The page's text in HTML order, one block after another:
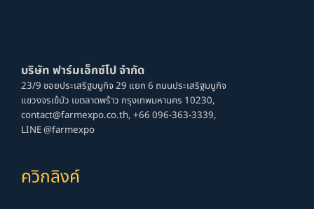
บริษัท ฟาร์มเอ็กซ์โป จํากัด
23/9 ซอยประเสริฐมนูกิจ 29 แยก 6 ถนนประเสริฐมนูกิจ
แขวงจรเข้บัว เขตลาดพร้าว กรุงเทพมหานคร 10230,
contact@farmexpo.co.th, +66 096-363-3339,
LINE @farmexpo
ควิกลิงค์